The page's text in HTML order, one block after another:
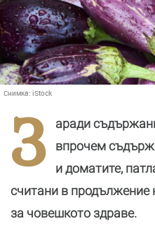
Снимка: iStock
З
аради
впрочем
и доматите,
считани в продължение
за човешкото здраве.